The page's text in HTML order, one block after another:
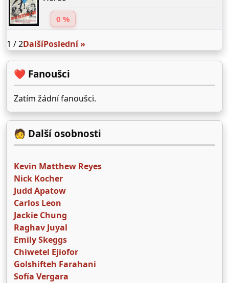
0 %
1 / 2DalšíPoslední »
❤️ Fanoušci
Zatím žádní fanoušci.
🧑 Další osobnosti
Kevin Matthew Reyes
Nick Kocher
Judd Apatow
Carlos Leon
Jackie Chung
Raghav Juyal
Emily Skeggs
Chiwetel Ejiofor
Golshifteh Farahani
Sofía Vergara